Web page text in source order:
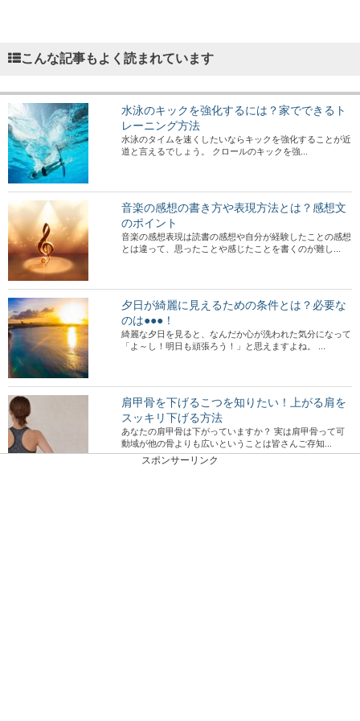
こんな記事もよく読まれています
水泳のキックを強化するには？家でできるト
レーニング方法
水泳のタイムを速くしたいならキックを強化することが近
道と言えるでしょう。 クロールのキックを強...
音楽の感想の書き方や表現方法とは？感想文
のポイント
音楽の感想表現は読書の感想や自分が経験したことの感想
とは違って、思ったことや感じたことを書くのが難し...
夕日が綺麗に見えるための条件とは？必要な
のは●●●！
綺麗な夕日を見ると、なんだか心が洗われた気分になって
「よ～し！明日も頑張ろう！」と思えますよね。 ...
肩甲骨を下げるこつを知りたい！上がる肩を
スッキリ下げる方法
あなたの肩甲骨は下がっていますか？ 実は肩甲骨って可
動域が他の骨よりも広いということは皆さんご存知...
スポンサーリンク